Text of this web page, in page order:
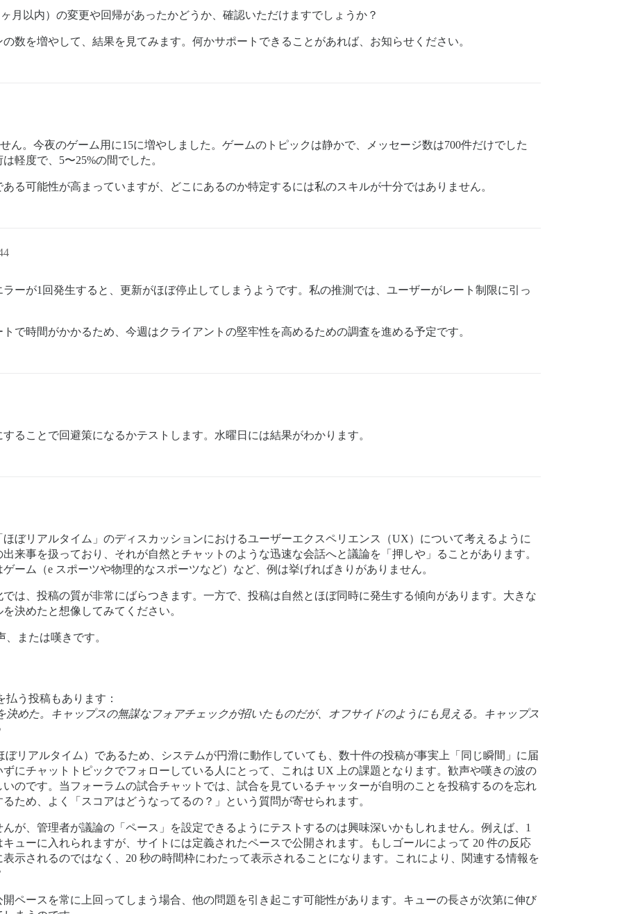
月以内）の変更や回帰があったかどうか、確認いただけますでしょうか？
数を増やして、結果を見てみます。何かサポートできることがあれば、お知らせください。
ん。今夜のゲーム用に15に増やしました。ゲームのトピックは静かで、メッセージ数は700件だけでした
軽度で、5〜25%の間でした。
る可能性が高まっていますが、どこにあるのか特定するには私のスキルが十分ではありません。
ーが1回発生すると、更新がほぼ停止してしまうようです。私の推測では、ユーザーがレート制限に引っ
で時間がかかるため、今週はクライアントの堅牢性を高めるための調査を進める予定です。
ることで回避策になるかテストします。水曜日には結果がわかります。
ぼリアルタイム」のディスカッションにおけるユーザーエクスペリエンス（UX）について考えるように
来事を扱っており、それが自然とチャットのような迅速な会話へと議論を「押しや」ることがあります。
ーム（e スポーツや物理的なスポーツなど）など、例は挙げればきりがありません。
は、投稿の質が非常にばらつきます。一方で、投稿は自然とほぼ同時に発生する傾向があります。大きな
決めたと想像してみてください。
または嘆きです。
う投稿もあります：
めた。キャップスの無謀なフォアチェックが招いたものだが、オフサイドのようにも見える。キャップス
ぼリアルタイム）であるため、システムが円滑に動作していても、数十件の投稿が事実上「同じ瞬間」に届
にチャットトピックでフォローしている人にとって、これは UX 上の課題となります。歓声や嘆きの波の
のです。当フォーラムの試合チャットでは、試合を見ているチャッターが自明のことを投稿するのを忘れ
ため、よく「スコアはどうなってるの？」という質問が寄せられます。
が、管理者が議論の「ペース」を設定できるようにテストするのは興味深いかもしれません。例えば、1
ューに入れられますが、サイトには定義されたペースで公開されます。もしゴールによって 20 件の反応
示されるのではなく、20 秒の時間枠にわたって表示されることになります。これにより、関連する情報を
ペースを常に上回ってしまう場合、他の問題を引き起こす可能性があります。キューの長さが次第に伸び